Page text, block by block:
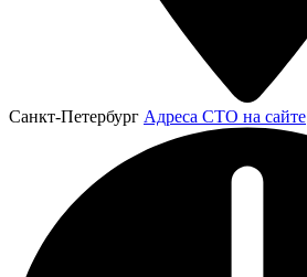
Санкт-Петербург Адреса СТО на сайте